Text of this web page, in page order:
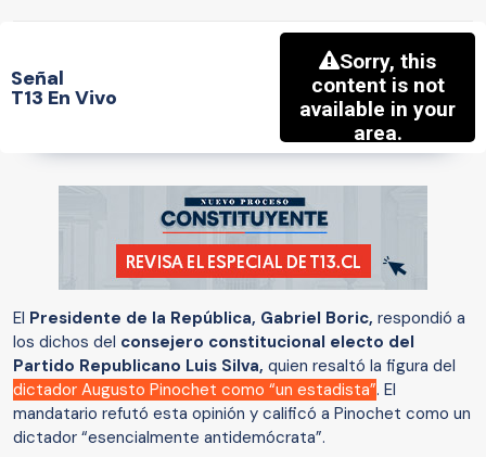
Señal
T13 En Vivo
El Presidente de la República, Gabriel Boric, respondió a
los dichos del consejero constitucional electo del
Partido Republicano Luis Silva, quien resaltó la figura del
dictador Augusto Pinochet como “un estadista”. El
mandatario refutó esta opinión y calificó a Pinochet como un
dictador “esencialmente antidemócrata”.